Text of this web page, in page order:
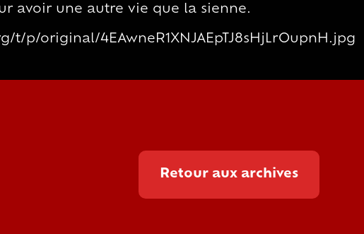
avoir une autre vie que la sienne.
t/p/original/4EAwneR1XNJAEpTJ8sHjLrOupnH.jpg
Retour aux archives